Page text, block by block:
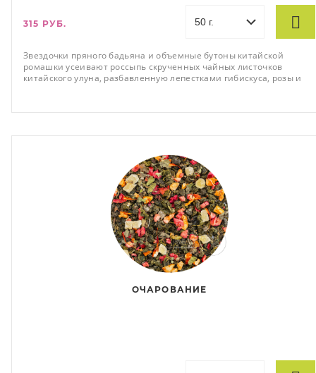
315 РУБ.
Звездочки пряного бадьяна и объемные бутоны китайской
ромашки усеивают россыпь скрученных чайных листочков
китайского улуна, разбавленную лепестками гибискуса, розы и
вкраплениями палитры желто-коричневых оттенков и ярко-
морского бриза.
ОЧАРОВАНИЕ